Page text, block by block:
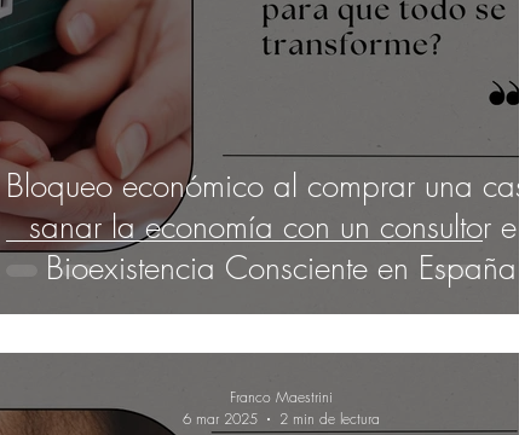
Bloqueo económico al comprar una
sanar la economía con un consultor en
Bioexistencia Consciente en España
Franco Maestrini
6 mar 2025
2 min de lectura